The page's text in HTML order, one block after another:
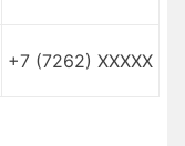
+7 (7262) XXXXX